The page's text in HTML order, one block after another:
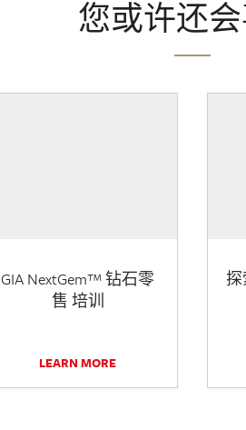
您或许还
GIA NextGem™ 钻石零
售 培训
LEARN MORE
探